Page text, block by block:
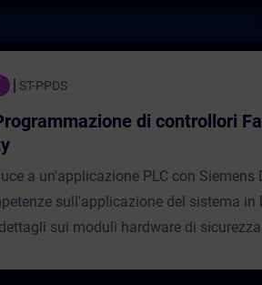
di controllori Fail-
ST-PPDS
di controllori
a un'applicazione PLC con Siemens
sull'applicazione del sistema in
sui moduli hardware di